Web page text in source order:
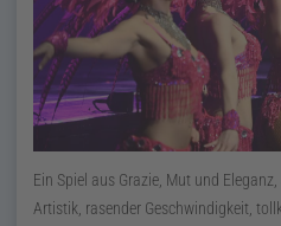
Ein Spiel aus Grazie, Mut und
Artistik, rasender Geschwindigkeit,